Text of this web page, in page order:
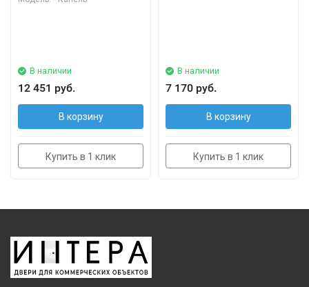
В наличии
12 451 руб.
В корзину
Купить в 1 клик
В наличии
7 170 руб.
В корзину
Купить в 1 клик